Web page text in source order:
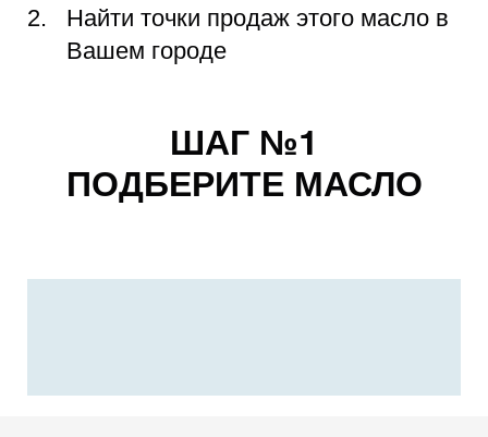
Найти точки продаж этого масло в
Вашем городе
ШАГ №1
ПОДБЕРИТЕ МАСЛО